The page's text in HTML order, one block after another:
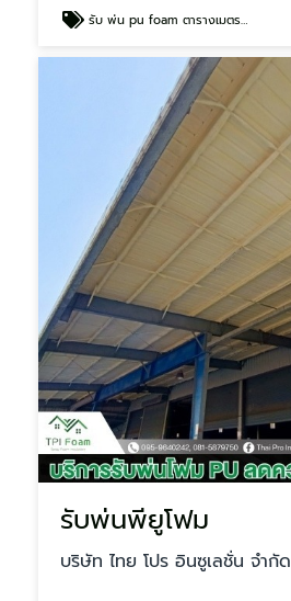
รับ พ่น pu foam ตารางเมตรละ
รับพ่นพียูโฟม
บริษัท ไทย โปร อินซูเลชั่น จำกัด